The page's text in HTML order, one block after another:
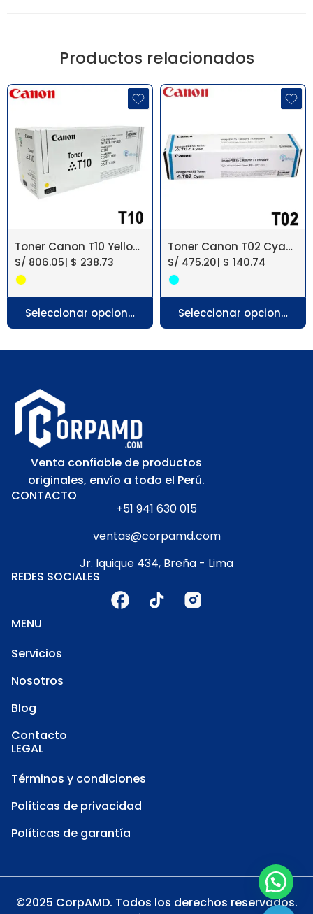
Productos relacionados
Toner Canon T10 Yellow imageCLASS X MF1538C
S/ 806.05| $ 238.73
Seleccionar opciones
Toner Canon T02 Cyan Imagepress C10010Vp
S/ 475.20| $ 140.74
Seleccionar opciones
Venta confiable de productos
originales, envío a todo el Perú.
CONTACTO
+51 941 630 015
ventas@corpamd.com
Jr. Iquique 434, Breña - Lima
REDES SOCIALES
MENU
Servicios
Nosotros
Blog
Contacto
LEGAL
Términos y condiciones
Políticas de privacidad
Políticas de garantía
©2025 CorpAMD. Todos los derechos reservados.